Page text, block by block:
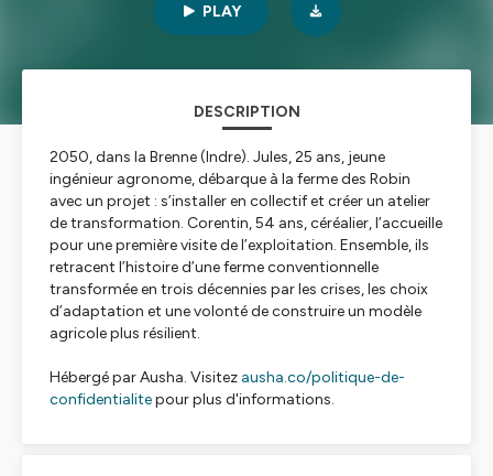
PLAY
DESCRIPTION
2050, dans la Brenne (Indre). Jules, 25 ans, jeune
ingénieur agronome, débarque à la ferme des Robin
avec un projet : s’installer en collectif et créer un atelier
de transformation. Corentin, 54 ans, céréalier, l’accueille
pour une première visite de l’exploitation. Ensemble, ils
retracent l’histoire d’une ferme conventionnelle
transformée en trois décennies par les crises, les choix
d’adaptation et une volonté de construire un modèle
agricole plus résilient.
Hébergé par Ausha. Visitez ausha.co/politique-de-
confidentialitepour plus d'informations.